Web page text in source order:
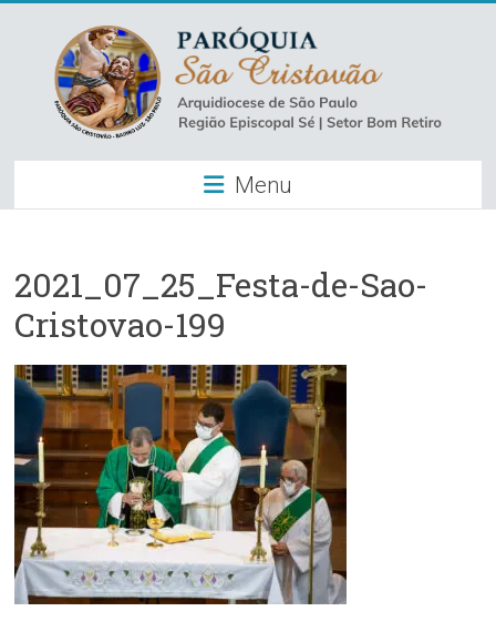
content
Paróquia
São
–
Luz
Arquidiocese
de
São
Paulo
–
Região
Episcopal
Sé
–
Menu
2021_07_25_Festa-de-Sao-
Cristovao-199